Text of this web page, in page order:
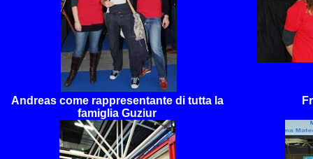
Andreas come rappresentante di tutta la
famiglia Guziur